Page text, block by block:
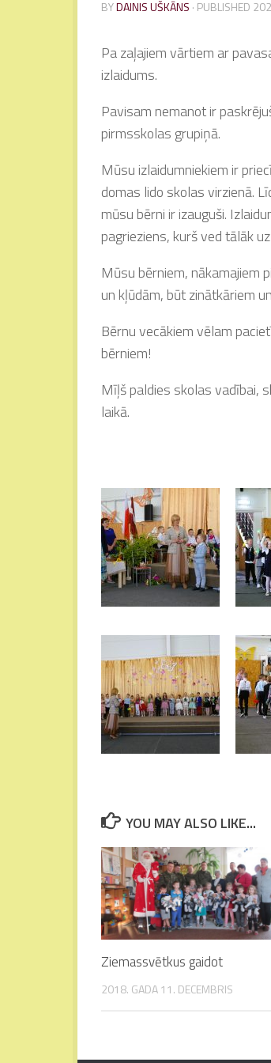
BYDAINIS UŠKĀNS · PUBLISHED
Pa zaļajiem vārtiem ar
izlaidums.
Pavisam nemanot ir
pirmsskolas grupiņā.
Mūsu izlaidumniekiem ir
domas lido skolas virzienā.
mūsu bērni ir izauguši.
pagrieziens, kurš ved tālāk
Mūsu bērniem, nākamajiem
un kļūdām, būt zinātkāriem
Bērnu vecākiem vēlam
bērniem!
Mīļš paldies skolas vadībai,
laikā.
YOU MAY ALSO LIKE...
Ziemassvētkus gaidot
2018. GADA 11. DECEMBRIS